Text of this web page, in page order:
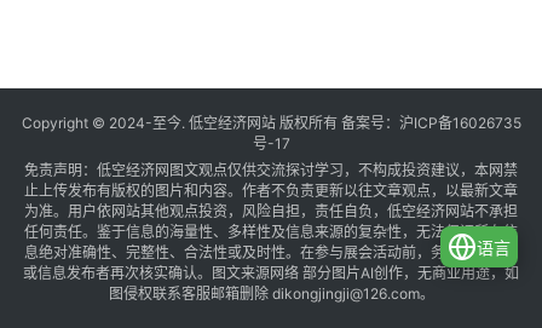
Copyright © 2024-至今. 低空经济网站 版权所有 备案号： 沪ICP备16026735
号-17
免责声明：低空经济网图文观点仅供交流探讨学习，不构成投资建议，本网禁
止上传发布有版权的图片和内容。作者不负责更新以往文章观点，以最新文章
为准。用户依网站其他观点投资，风险自担，责任自负，低空经济网站不承担
任何责任。鉴于信息的海量性、多样性及信息来源的复杂性，无法保证所有信
息绝对准确性、完整性、合法性或及时性。在参与展会活动前，务必与组织方
或信息发布者再次核实确认。图文来源网络 部分图片AI创作，无商业用途，如
图侵权联系客服邮箱删除 dikongjingji@126.com。
语言